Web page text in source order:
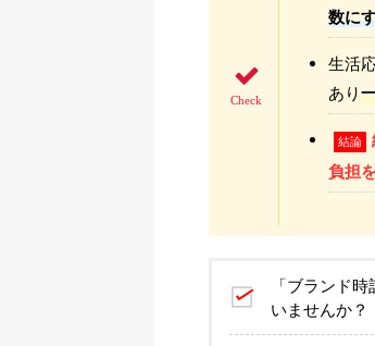
数に
生活
あり
結論
負担
「ブランド
いませんか？